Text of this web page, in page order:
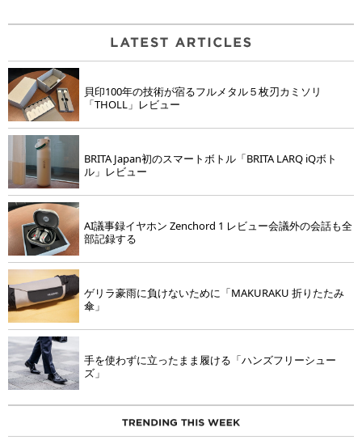
貝印100年の技術が宿るフルメタル５枚刃カミソリ
「THOLL」レビュー
BRITA Japan初のスマートボトル「BRITA LARQ iQボト
ル」レビュー
AI議事録イヤホン Zenchord 1 レビュー会議外の会話も全
部記録する
ゲリラ豪雨に負けないために「MAKURAKU 折りたたみ
傘」
手を使わずに立ったまま履ける「ハンズフリーシュー
ズ」